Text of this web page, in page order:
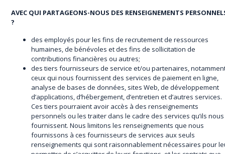
AVEC QUI PARTAGEONS-NOUS DES RENSEIGNEMENTS
?
des employés pour les fins de recrutement de ressources
humaines, de bénévoles et des fins de sollicitation de
contributions financières ou autres;
des tiers fournisseurs de service et/ou partenaires,
ceux qui nous fournissent des services de paiement en ligne,
analyse de bases de données, sites Web, de développement
d’applications, d’hébergement, d’entretien et d’autres services.
Ces tiers pourraient avoir accès à des renseignements
personnels ou les traiter dans le cadre des services qu’ils nous
fournissent. Nous limitons les renseignements que nous
fournissons à ces fournisseurs de services aux seuls
renseignements qui sont raisonnablement nécessaires pour